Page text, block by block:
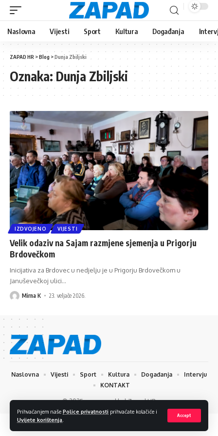
Prihvaćanjem naše Police privatnosti prihvaćate kolačiće i
Uvijete korištenja
Accept
Naslovna Vijesti Sport Kultura Događanja
ZAPAD HR >Blog >Dunja Zbiljski
Oznaka:Dunja Zbiljski
IZDVOJENO VIJESTI
Velik odaziv na Sajam razmjene sjemenja u Prigorju
Brdovečkom
Inicijativa za Brdovec u nedjelju je u Prigorju Brdovečkom u
Januševečkoj ulici…
Mirna K 23. veljače 2026.
© 2025 www.zapad.hr | Zapad HR
Naslovna Vijesti Sport Kultura Događanja
Intervju
KONTAKT